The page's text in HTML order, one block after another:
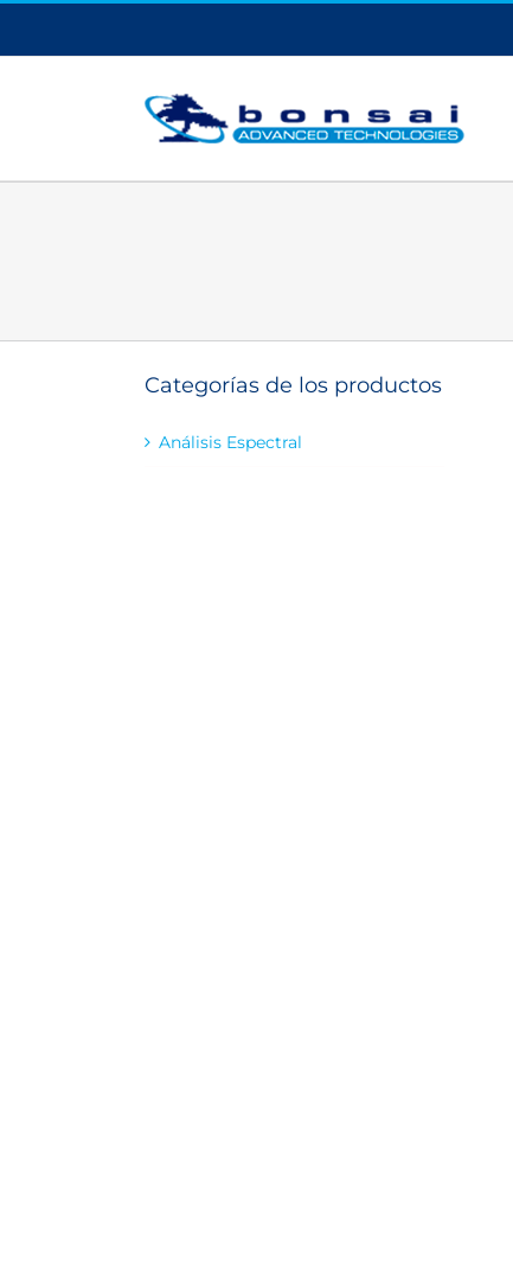
Saltar
contenido
Categorías de los productos
Análisis Espectral